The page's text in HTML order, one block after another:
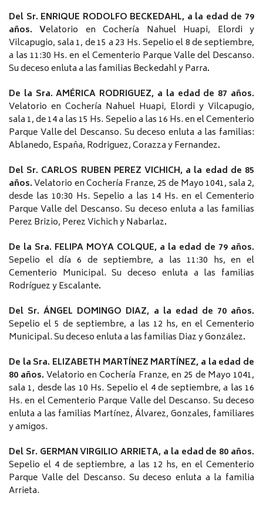
Del Sr. ENRIQUE RODOLFO BECKEDAHL, a la edad de 79
años. Velatorio en Cochería Nahuel Huapi, Elordi y
Vilcapugio, sala 1, de 15 a 23 Hs. Sepelio el 8 de septiembre,
a las 11:30 Hs. en el Cementerio Parque Valle del Descanso.
Su deceso enluta a las familias Beckedahl y Parra.
De la Sra. AMÉRICA RODRIGUEZ, a la edad de 87 años.
Velatorio en Cochería Nahuel Huapi, Elordi y Vilcapugio,
sala 1, de 14 a las 15 Hs. Sepelio a las 16 Hs. en el Cementerio
Parque Valle del Descanso. Su deceso enluta a las familias:
Ablanedo, España, Rodriguez, Corazza y Fernandez.
Del Sr. CARLOS RUBEN PEREZ VICHICH, a la edad de 85
años.Velatorio en Cochería Franze, 25 de Mayo 1041, sala 2,
desde las 10:30 Hs. Sepelio a las 14 Hs. en el Cementerio
Parque Valle del Descanso. Su deceso enluta a las familias
Perez Brizio, Perez Vichich y Nabarlaz.
De la Sra. FELIPA MOYA COLQUE, a la edad de 79 años.
Sepelio el día 6 de septiembre, a las 11:30 hs, en el
Cementerio Municipal. Su deceso enluta a las familias
Rodríguez y Escalante.
Del Sr. ÁNGEL DOMINGO DIAZ, a la edad de 70 años.
Sepelio el 5 de septiembre, a las 12 hs, en el Cementerio
Municipal. Su deceso enluta a las familias Diaz y González.
De la Sra. ELIZABETH MARTÍNEZ MARTÍNEZ, a la edad de
80 años.Velatorio en Cochería Franze, en 25 de Mayo 1041,
sala 1, desde las 10 Hs. Sepelio el 4 de septiembre, a las 16
Hs. en el Cementerio Parque Valle del Descanso. Su deceso
enluta a las familias Martínez, Álvarez, Gonzales, familiares
y amigos.
Del Sr. GERMAN VIRGILIO ARRIETA, a la edad de 80 años.
Sepelio el 4 de septiembre, a las 12 hs, en el Cementerio
Parque Valle del Descanso. Su deceso enluta a la familia
Arrieta.